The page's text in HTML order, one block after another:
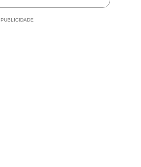
em Mirassol d’Oeste
PUBLICIDADE